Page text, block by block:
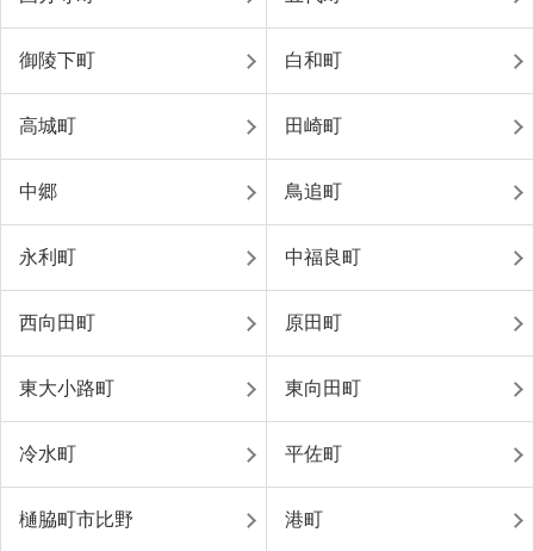
御陵下町 白和町
高城町 田崎町
中郷 鳥追町
永利町 中福良町
西向田町 原田町
東大小路町 東向田町
冷水町 平佐町
樋脇町市比野 港町